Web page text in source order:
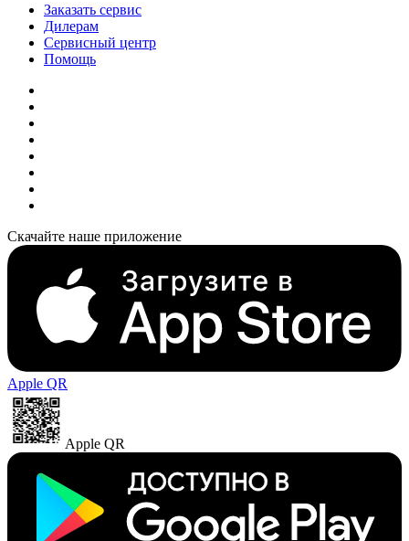
Заказать сервис
Дилерам
Сервисный центр
Помощь
Скачайте наше приложение
Apple QR
Apple QR